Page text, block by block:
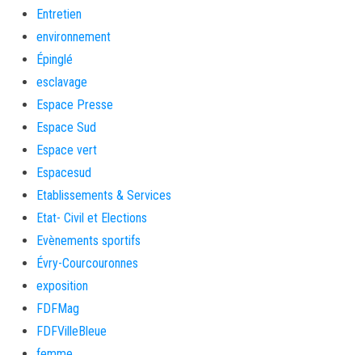
Entretien
environnement
Épinglé
esclavage
Espace Presse
Espace Sud
Espace vert
Espacesud
Etablissements & Services
Etat- Civil et Elections
Evènements sportifs
Évry-Courcouronnes
exposition
FDFMag
FDFVilleBleue